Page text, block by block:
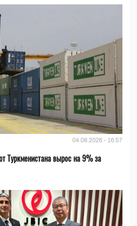
04.08.2026 - 16:57
Туркменистана вырос на 9% за